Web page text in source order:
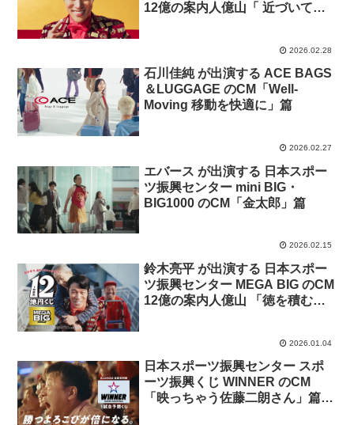
12億の案内人億山「 近づいてい
2026.02.28
石川佳純 が出演する ACE BAGS
＆LUGGAGE のCM「Well-
Moving 移動を快適に」篇
2026.02.27
エバース が出演する 日本スポー
ツ振興センター mini BIG・
BIG1000 のCM「金太郎」篇
2026.02.15
鈴木亮平 が出演する 日本スポー
ツ振興センター MEGA BIG のCM
12億の案内人億山 「徳を積む」
2026.01.04
日本スポーツ振興センター スポ
ーツ振興くじ WINNER のCM
「映っちゃう佐藤二朗さん」篇